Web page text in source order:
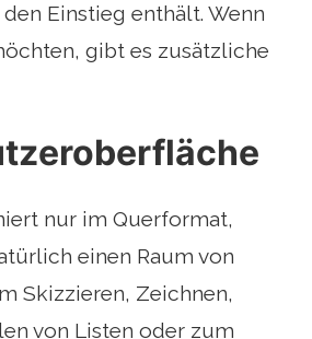
Einstieg enthält. Wenn
gibt es zusätzliche
nur im Querformat,
einen Raum von
Skizzieren, Zeichnen,
von Listen oder zum